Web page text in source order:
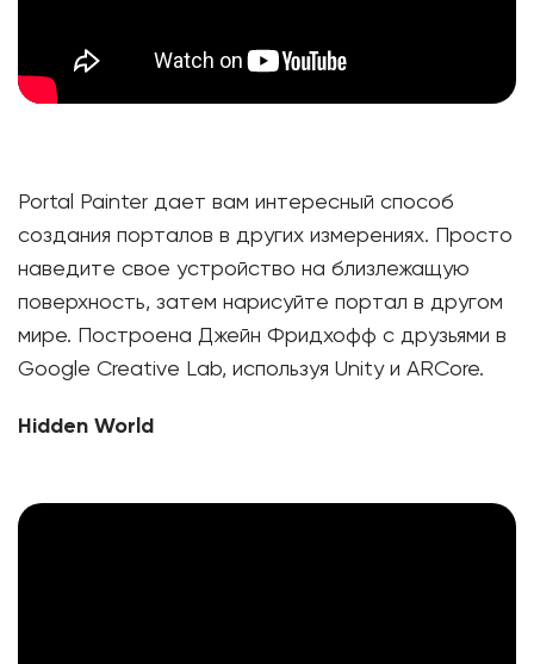
Portal Painter дает вам интересный способ
создания порталов в других измерениях. Просто
наведите свое устройство на близлежащую
поверхность, затем нарисуйте портал в другом
мире. Построена Джейн Фридхофф с друзьями в
Google Creative Lab, используя Unity и ARCore.
Hidden World